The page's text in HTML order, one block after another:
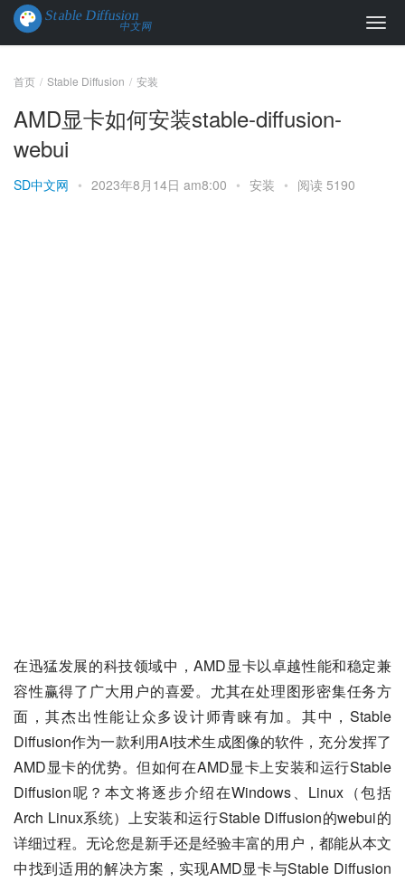
首页 Stable Diffusion 安装
AMD显卡如何安装stable-diffusion-
webui
SD中文网 • 2023年8月14日 am8:00 • 安装 • 阅读 5190
在迅猛发展的科技领域中，AMD显卡以卓越性能和稳定兼
容性赢得了广大用户的喜爱。尤其在处理图形密集任务方
面，其杰出性能让众多设计师青睐有加。其中，Stable
Diffusion作为一款利用AI技术生成图像的软件，充分发挥了
AMD显卡的优势。但如何在AMD显卡上安装和运行Stable
Diffusion呢？本文将逐步介绍在Windows、Linux（包括
Arch Linux系统）上安装和运行Stable Diffusion的webui的
详细过程。无论您是新手还是经验丰富的用户，都能从本文
中找到适用的解决方案，实现AMD显卡与Stable Diffusion